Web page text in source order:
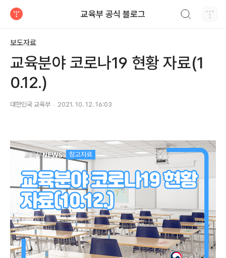
교육부 공식 블로그
보도자료
교육분야 코로나19 현황 자료(1
0.12.)
대한민국 교육부 2021. 10. 12. 16:03